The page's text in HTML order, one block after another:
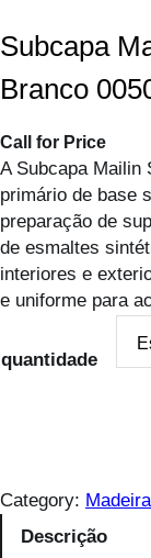
Subcapa
Branco
Call for Price
A Subcapa Mailin
primário de base
preparação de
de esmaltes
interiores e
e uniforme para
quantidade
Category: Madeira
Descrição